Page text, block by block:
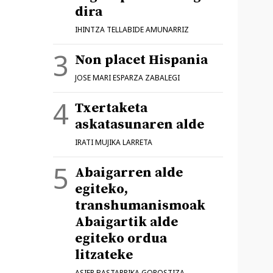
dira
IHINTZA TELLABIDE AMUNARRIZ
Non placet Hispania
JOSE MARI ESPARZA ZABALEGI
Txertaketa
askatasunaren alde
IRATI MUJIKA LARRETA
Abaigarren alde
egiteko,
transhumanismoak
Abaigartik alde
egiteko ordua
litzateke